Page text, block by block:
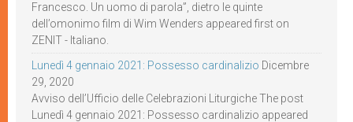
Francesco. Un uomo di parola”, dietro le quinte
dell’omonimo film di Wim Wenders appeared first on
ZENIT - Italiano.
Lunedì 4 gennaio 2021: Possesso cardinalizio Dicembre
29, 2020
Avviso dell’Ufficio delle Celebrazioni Liturgiche The post
Lunedì 4 gennaio 2021: Possesso cardinalizio appeared